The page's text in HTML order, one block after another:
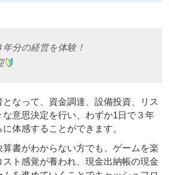
合わせ
マップ
分の経営を体験！
なって、資金調達、設備投資、リス
意思決定を行い、わずか1日で３年
体感することができます。
書がわからない方でも、ゲームを楽
スト感覚が養われ、現金出納帳の現金